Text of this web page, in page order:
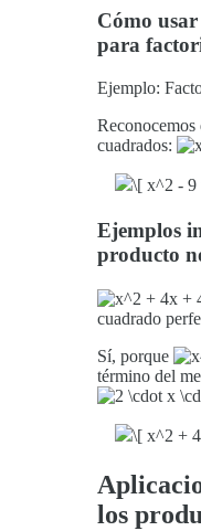
Cómo
para
Ejemplo:
Reconocemos
cuadrados:
Ejemplos
producto
cuadrado
Sí, porque
término del
los